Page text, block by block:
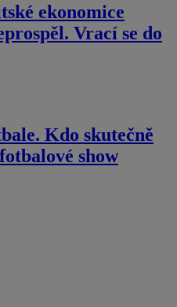
ekonomice
Vrací se do
Kdo skutečně
show